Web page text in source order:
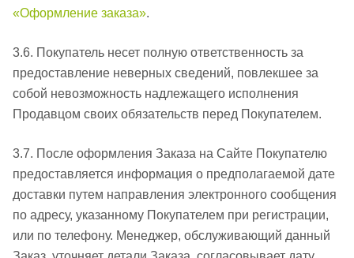
«Оформление заказа».
3.6. Покупатель несет полную ответственность за
предоставление неверных сведений, повлекшее за
собой невозможность надлежащего исполнения
Продавцом своих обязательств перед Покупателем.
3.7. После оформления Заказа на Сайте Покупателю
предоставляется информация о предполагаемой дате
доставки путем направления электронного сообщения
по адресу, указанному Покупателем при регистрации,
или по телефону. Менеджер, обслуживающий данный